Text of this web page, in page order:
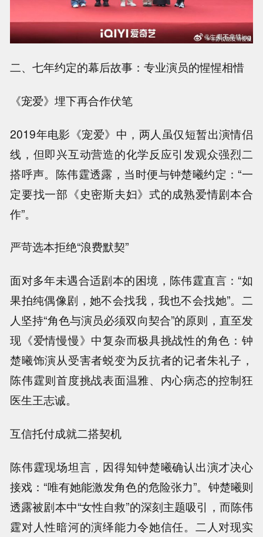
二、七年约定的幕后故事：专业演员的惺惺相惜
《宠爱》埋下再合作伏笔
2019年电影《宠爱》中，两人虽仅短暂出演情侣
线，但即兴互动营造的化学反应引发观众强烈二
搭呼声。陈伟霆透露，当时便与钟楚曦约定：“一
定要找一部《史密斯夫妇》式的成熟爱情剧本合
作”。
严苛选本拒绝“浪费默契”
面对多年未遇合适剧本的困境，陈伟霆直言：“如
果拍纯偶像剧，她不会找我，我也不会找她”。二
人坚持“角色与演员必须双向契合”的原则，直至发
现《爱情慢慢》中复杂而极具挑战性的角色：钟
楚曦饰演从受害者蜕变为反抗者的记者朱礼子，
陈伟霆则首度挑战表面温雅、内心病态的控制狂
医生王志诚。
互信托付成就二搭契机
陈伟霆现场坦言，因得知钟楚曦确认出演才决心
接戏：“唯有她能激发角色的危险张力”。钟楚曦则
透露被剧本中“女性自救”的深刻主题吸引，而陈伟
霆对人性暗河的演绎能力令她信任。二人对现实